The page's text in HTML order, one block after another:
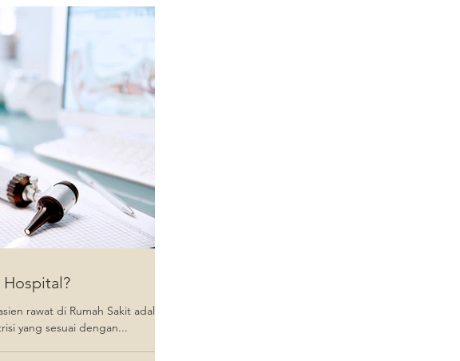
rawat di Rumah Sakit adalah
yang sesuai dengan...